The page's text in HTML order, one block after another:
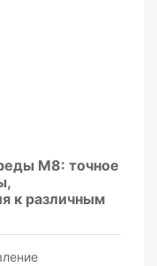
M8: точное
к различным